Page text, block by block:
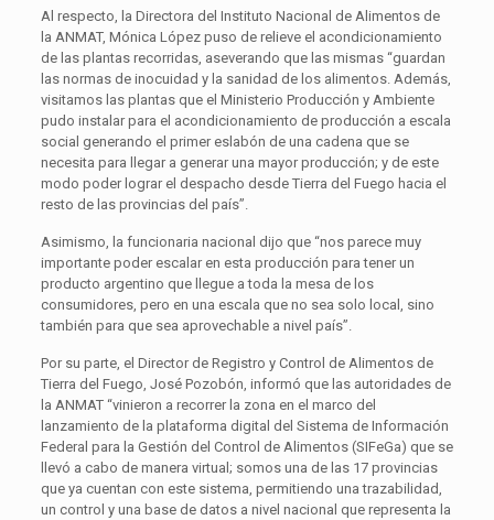
Al respecto, la Directora del Instituto Nacional de Alimentos de
la ANMAT, Mónica López puso de relieve el acondicionamiento
de las plantas recorridas, aseverando que las mismas “guardan
las normas de inocuidad y la sanidad de los alimentos. Además,
visitamos las plantas que el Ministerio Producción y Ambiente
pudo instalar para el acondicionamiento de producción a escala
social generando el primer eslabón de una cadena que se
necesita para llegar a generar una mayor producción; y de este
modo poder lograr el despacho desde Tierra del Fuego hacia el
resto de las provincias del país”.
Asimismo, la funcionaria nacional dijo que “nos parece muy
importante poder escalar en esta producción para tener un
producto argentino que llegue a toda la mesa de los
consumidores, pero en una escala que no sea solo local, sino
también para que sea aprovechable a nivel país”.
Por su parte, el Director de Registro y Control de Alimentos de
Tierra del Fuego, José Pozobón, informó que las autoridades de
la ANMAT “vinieron a recorrer la zona en el marco del
lanzamiento de la plataforma digital del Sistema de Información
Federal para la Gestión del Control de Alimentos (SIFeGa) que se
llevó a cabo de manera virtual; somos una de las 17 provincias
que ya cuentan con este sistema, permitiendo una trazabilidad,
un control y una base de datos a nivel nacional que representa la